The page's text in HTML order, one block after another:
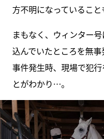
方不明になっていること
まもなく、ウィンター
込んでいたところを無
事件発生時、現場で犯
とがわかり…。